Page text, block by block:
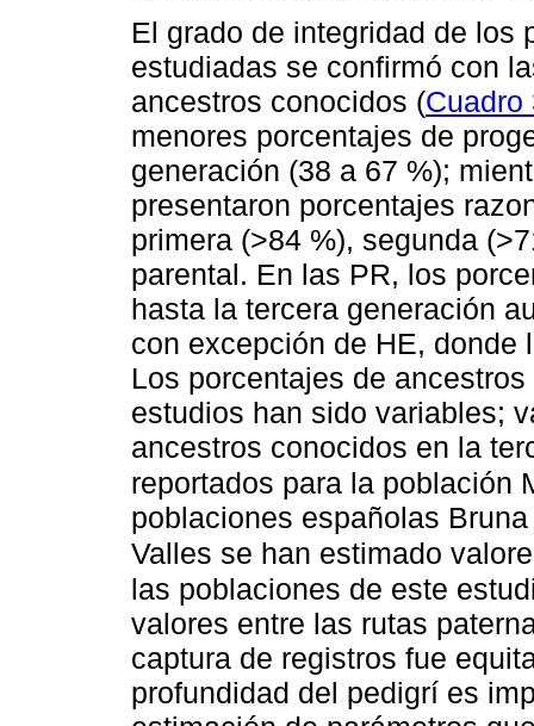
El grado de integridad de los
estudiadas se confirmó con
ancestros conocidos (Cuadro
menores porcentajes de
generación (38 a 67 %);
presentaron porcentajes
primera (>84 %), segunda
parental. En las PR, los
hasta la tercera generación
con excepción de HE, donde
Los porcentajes de
estudios han sido variables;
ancestros conocidos en la
reportados para la población
poblaciones españolas
Valles se han estimado
las poblaciones de este
valores entre las rutas
captura de registros fue
profundidad del pedigrí es